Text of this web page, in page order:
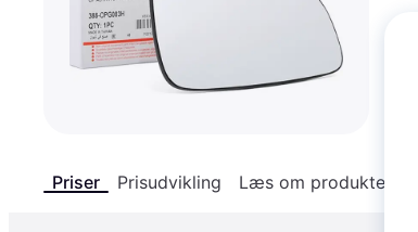
Priser Prisudvikling Læs om produktet